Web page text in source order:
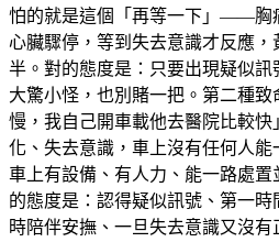
怕的就是這個「再等一下」——胸
心臟驟停，等到失去意識才反應
半。對的態度是： 只要出現疑似訊
大驚小怪，也別賭一把。第二種
慢，我自己開車載他去醫院比較
化、失去意識，車上沒有任何人
車上有設備、有人力、能一路處
的態度是：認得疑似訊號、第一時
時陪伴安撫、一旦失去意識又沒有